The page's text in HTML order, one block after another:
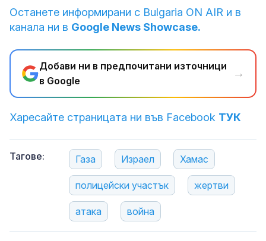
Останете информирани с Bulgaria ON AIR и в
канала ни в Google News Showcase.
Добави ни в предпочитани източници
в Google
→
Харесайте страницата ни във Facebook ТУК
Тагове: Газа Израел Хамас
полицейски участък жертви
атака война